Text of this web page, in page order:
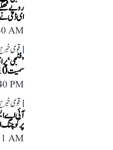
روپے
ای ڈی
AM
قومی
’فٹجی‘
سمیت 10 ٹھکانوں پر چھاپہ ماری
PM
قومی
آئی اے
پر کوچنگ
AM